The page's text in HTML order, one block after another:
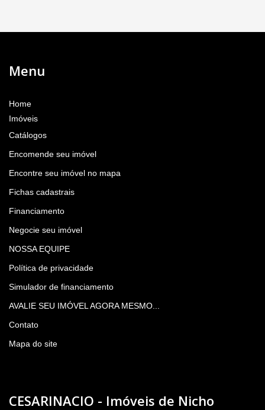
Menu
Home
Imóveis
Catálogos
Encomende seu imóvel
Encontre seu imóvel no mapa
Fichas cadastrais
Financiamento
Negocie seu imóvel
NOSSA EQUIPE
Política de privacidade
Simulador de financiamento
AVALIE SEU IMÓVEL AGORA MESMO...
Contato
Mapa do site
CESARINACIO - Imóveis de Nicho